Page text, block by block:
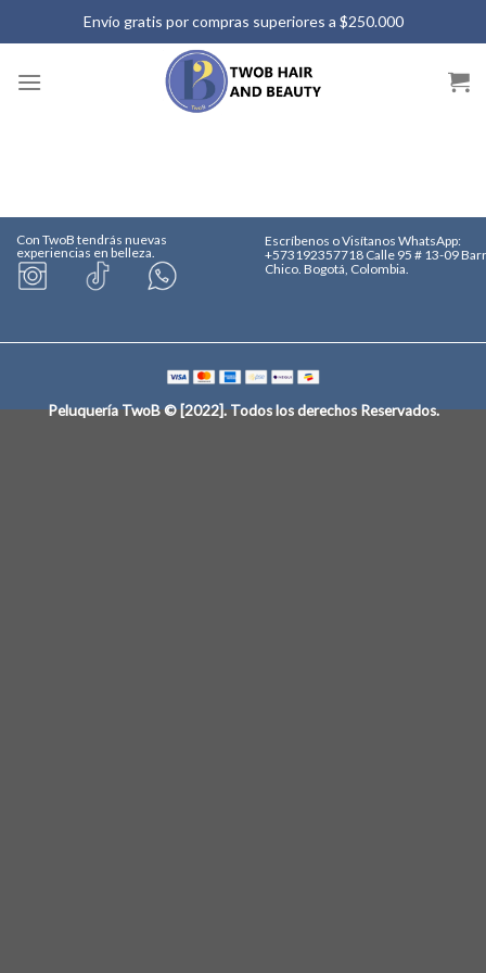
al
Envío gratis por compras superiores a $250.000
Con TwoB tendrás nuevas
experiencias en belleza.
Escríbenos o Visítanos WhatsApp:
+573192357718 Calle 95 # 13-09
Chico. Bogotá, Colombia.
Peluquería TwoB © [2022]. Todos los derechos Reservados.